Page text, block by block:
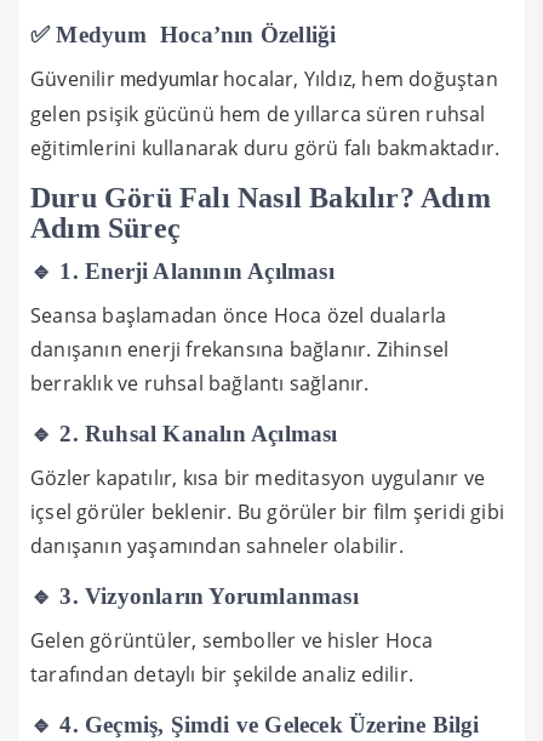
✅ Medyum Hoca’nın Özelliği
Güvenilir medyumlarhocalar, Yıldız, hem doğuştan
gelen psişik gücünü hem de yıllarca süren ruhsal
eğitimlerini kullanarak duru görü falı bakmaktadır.
Duru Görü Falı Nasıl Bakılır? Adım
Adım Süreç
🔹 1. Enerji Alanının Açılması
Seansa başlamadan önce Hoca özel dualarla
danışanın enerji frekansına bağlanır. Zihinsel
berraklık ve ruhsal bağlantı sağlanır.
🔹 2. Ruhsal Kanalın Açılması
Gözler kapatılır, kısa bir meditasyon uygulanır ve
içsel görüler beklenir. Bu görüler bir film şeridi gibi
danışanın yaşamından sahneler olabilir.
🔹 3. Vizyonların Yorumlanması
Gelen görüntüler, semboller ve hisler Hoca
tarafından detaylı bir şekilde analiz edilir.
🔹 4. Geçmiş, Şimdi ve Gelecek Üzerine Bilgi